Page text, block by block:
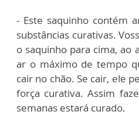
- Este saquinho contém
substâncias curativas.
o saquinho para cima, ao
ar o máximo de tempo
cair no chão. Se cair, ele
força curativa. Assim
semanas estará curado.